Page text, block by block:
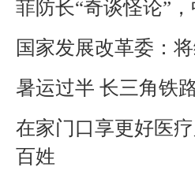
菲防长“奇谈怪论”
国家发展改革委：
暑运过半 长三角铁
在家门口享更好医
百姓